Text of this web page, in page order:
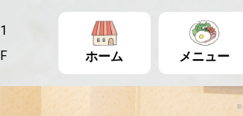
ホーム メニュー